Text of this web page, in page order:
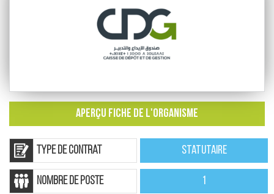
APERÇU FICHE DE L'ORGANISME
Type de contrat Statutaire
nombre de poste 1